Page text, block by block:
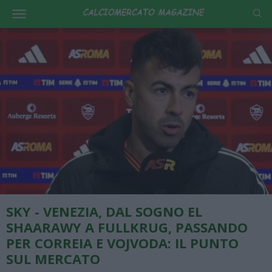
SKY - VENEZIA, DAL SOGNO EL
SHAARAWY A FULLKRUG, PASSANDO
PER CORREIA E VOJVODA: IL PUNTO
SUL MERCATO